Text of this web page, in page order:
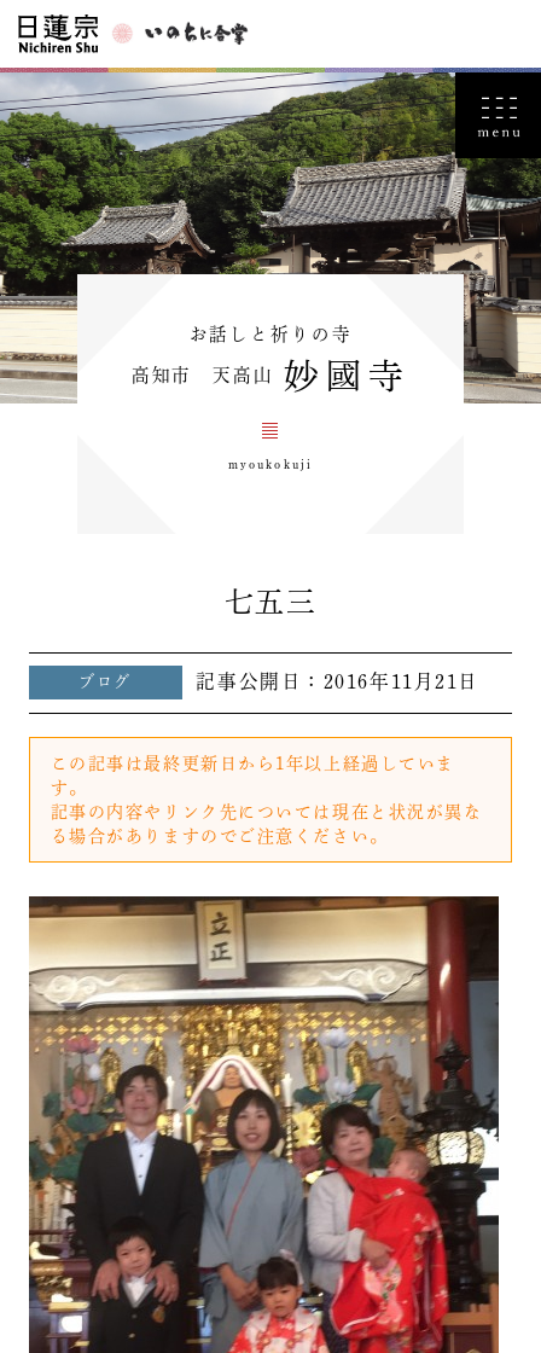
お話しと祈りの寺
高知市 天高山 妙國寺
myoukokuji
七五三
ブログ 記事公開日： 2016年11月21日
この記事は最終更新日から1年以上経過していま
す。
記事の内容やリンク先については現在と状況が異な
る場合がありますのでご注意ください。